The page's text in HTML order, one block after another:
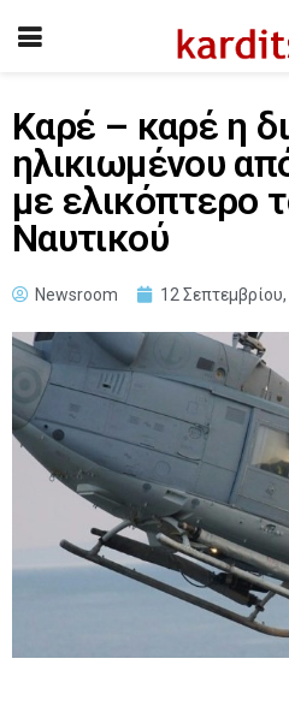
Καρέ – καρέ η
ηλικιωμένου
με ελικόπτερο
Ναυτικού
Newsroom 12